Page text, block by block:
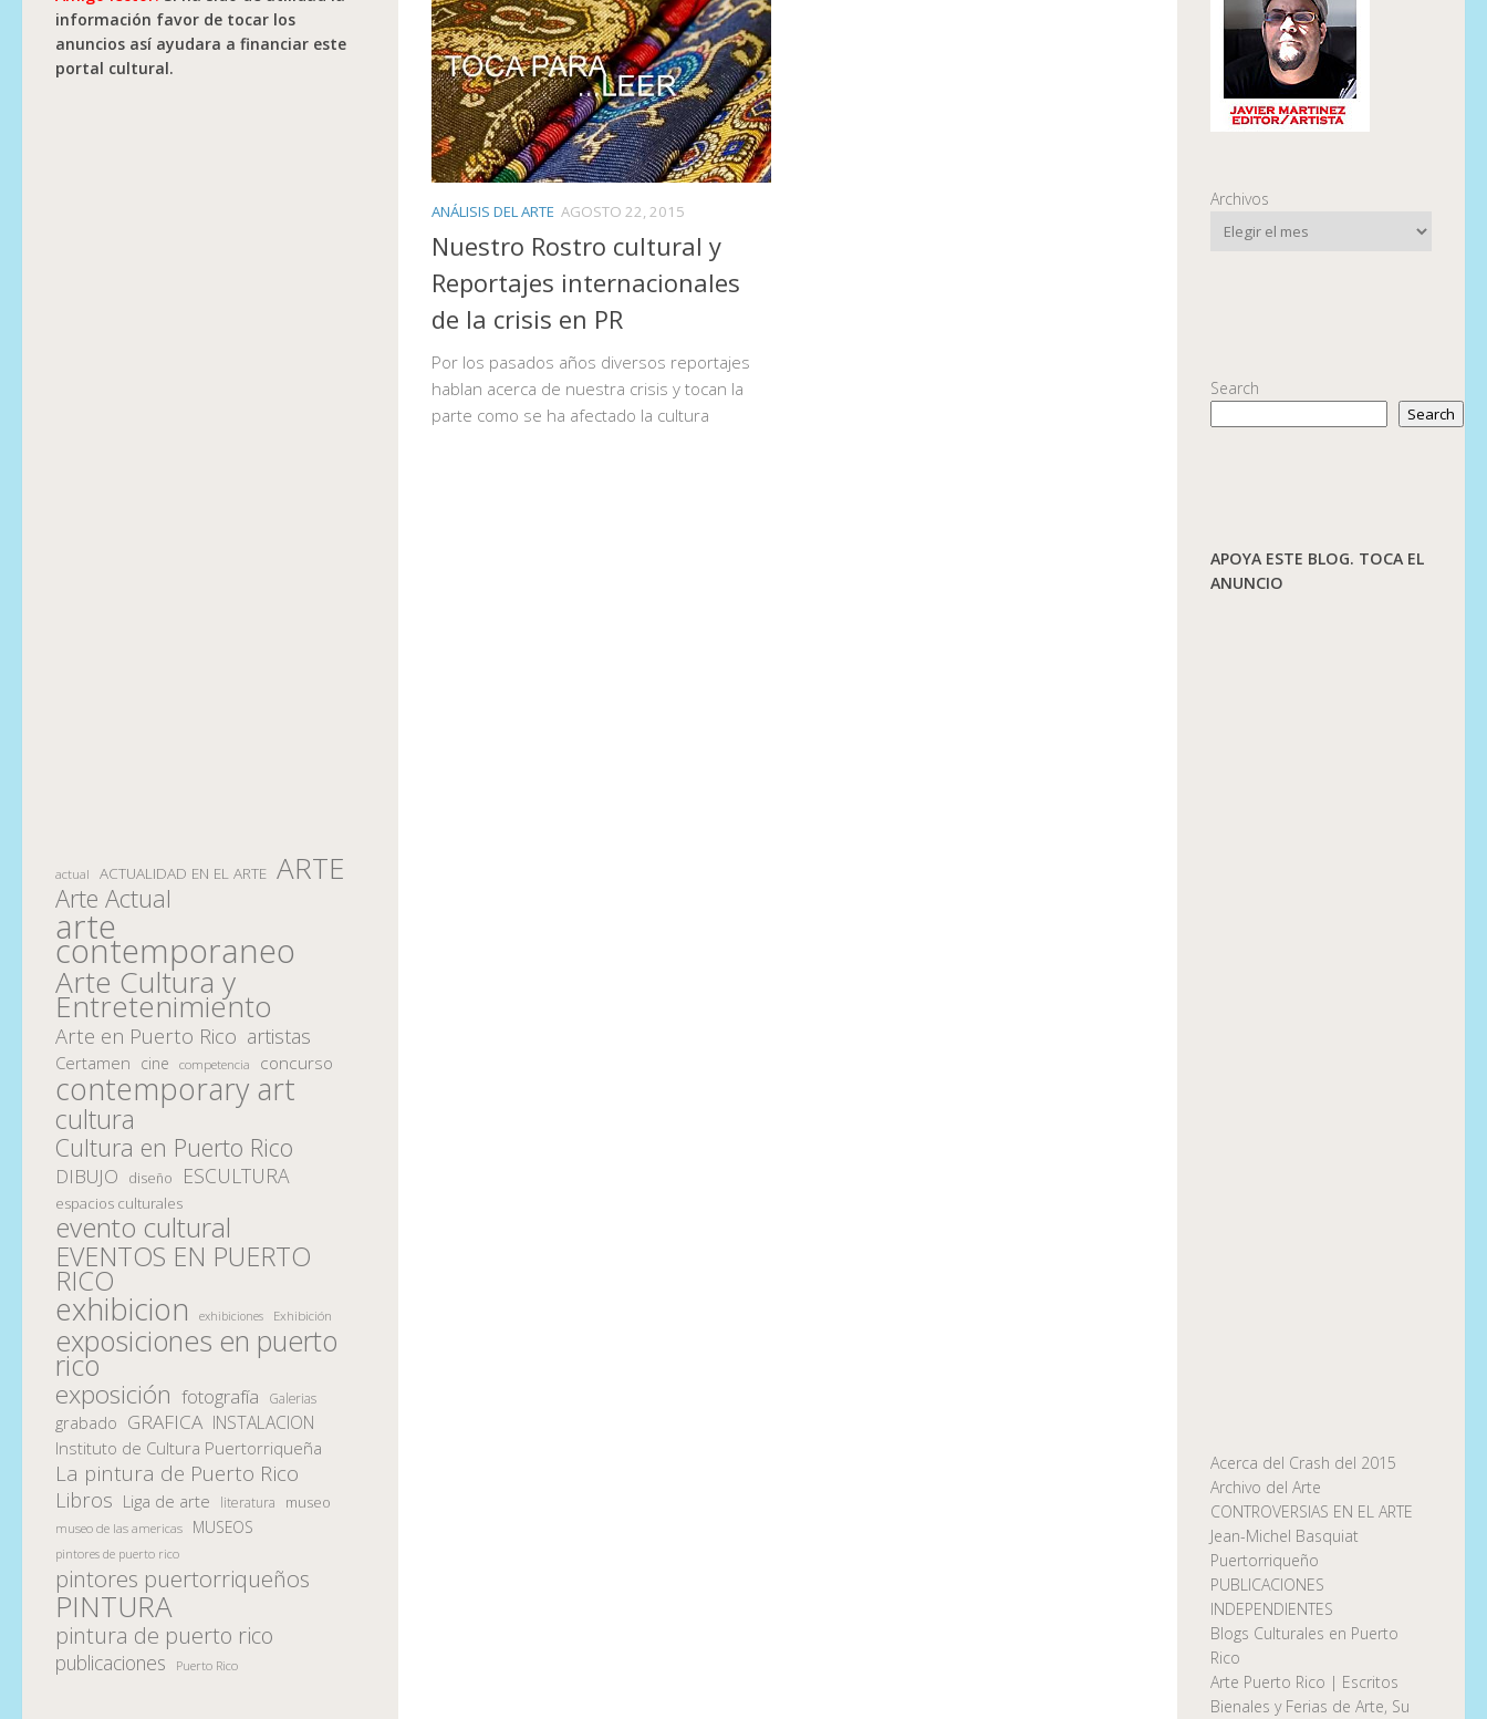
ANÁLISIS DEL ARTE AGOSTO 22, 2015
Nuestro Rostro cultural y
Reportajes internacionales
de la crisis en PR
Por los pasados años diversos reportajes
hablan acerca de nuestra crisis y tocan la
parte como se ha afectado la cultura
información favor de tocar los
anuncios así ayudara a financiar este
portal cultural.
actual ACTUALIDAD EN EL ARTE ARTE
Arte Actual
arte
contemporaneo
Arte Cultura y
Entretenimiento
Arte en Puerto Rico artistas
Certamen cine competencia concurso
contemporary art
cultura
Cultura en Puerto Rico
DIBUJO diseño ESCULTURA
espacios culturales
evento cultural
EVENTOS EN PUERTO
RICO
exhibicion exhibiciones Exhibición
exposiciones en puerto
rico
exposición fotografía Galerias
grabado GRAFICA INSTALACION
Instituto de Cultura Puertorriqueña
La pintura de Puerto Rico
Libros Liga de arte literatura museo
museo de las americas MUSEOS
pintores de puerto rico
pintores puertorriqueños
PINTURA
pintura de puerto rico
publicaciones Puerto Rico
Archivos
Search
Search
APOYA ESTE BLOG. TOCA EL
ANUNCIO
Acerca del Crash del 2015
Archivo del Arte
CONTROVERSIAS EN EL ARTE
Jean-Michel Basquiat
Puertorriqueño
PUBLICACIONES
INDEPENDIENTES
Blogs Culturales en Puerto
Rico
Arte Puerto Rico | Escritos
Bienales y Ferias de Arte, Su